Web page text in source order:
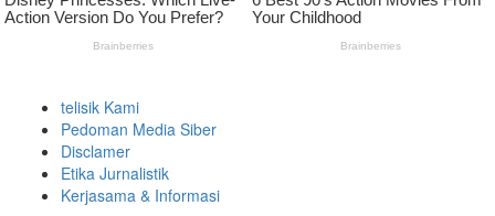
telisik Kami
Pedoman Media Siber
Disclamer
Etika Jurnalistik
Kerjasama & Informasi